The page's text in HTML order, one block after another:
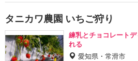
タニカワ農園 いちご狩り
練乳とチョコレート
れる
愛知県・常滑市